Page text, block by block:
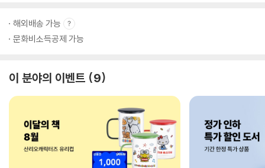
해외배송 가능
문화비소득공제 가능
이 분야의 이벤트 9